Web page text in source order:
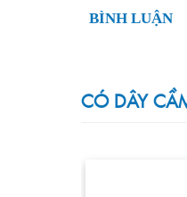
BÌNH LUẬN
CÓ DÂY